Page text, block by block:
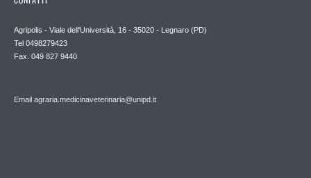
Agripolis - Viale dell'Università, 16 - 35020 - Legnaro (PD)
Tel 0498279423
Fax. 049 827 9440
Email agraria.medicinaveterinaria@unipd.it